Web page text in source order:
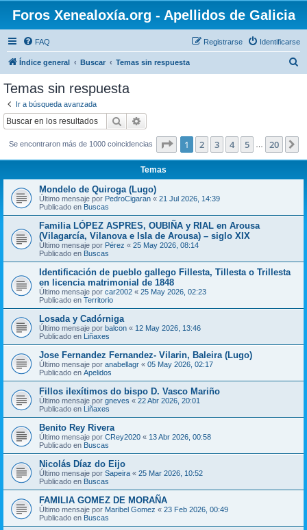
Foros Xenealoxía.org - Apellidos de Galicia
FAQ Identificarse
Registrarse
Índice general Buscar Temas sin respuesta
Temas sin respuesta
Ir a búsqueda avanzada
Buscar
Se encontraron más de 1000 coincidencias Página de 20
1 2 3 4 5 20
Temas
Mondelo de Quiroga (Lugo)
Último mensaje por PedroCigaran « 21 Jul 2026, 14:39
Publicado en Buscas
Familia LÓPEZ ASPRES, OUBIÑA y RIAL en Arousa
(Vilagarcía, Vilanova e Isla de Arousa) – siglo XIX
Último mensaje por Pérez « 25 May 2026, 08:14
Publicado en Buscas
Identificación de pueblo gallego Fillesta, Tillesta o Trillesta
en licencia matrimonial de 1848
Último mensaje por car2002 « 25 May 2026, 02:23
Publicado en Territorio
Losada y Cadórniga
Último mensaje por balcon « 12 May 2026, 13:46
Publicado en Liñaxes
Jose Fernandez Fernandez- Vilarin, Baleira (Lugo)
Último mensaje por anabellagr « 05 May 2026, 02:17
Publicado en Apelidos
Fillos ilexítimos do bispo D. Vasco Mariño
Último mensaje por gneves « 22 Abr 2026, 20:01
Publicado en Liñaxes
Benito Rey Rivera
Último mensaje por CRey2020 « 13 Abr 2026, 00:58
Publicado en Buscas
Nicolás Díaz do Eijo
Último mensaje por Sapeira « 25 Mar 2026, 10:52
Publicado en Buscas
FAMILIA GOMEZ DE MORAÑA
Último mensaje por Maribel Gomez « 23 Feb 2026, 00:49
Publicado en Buscas